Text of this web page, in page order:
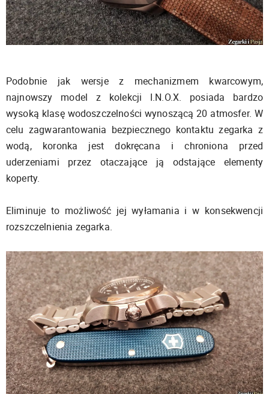
Podobnie jak wersje z mechanizmem kwarcowym,
najnowszy model z kolekcji I.N.O.X. posiada bardzo
wysoką klasę wodoszczelności wynoszącą 20 atmosfer. W
celu zagwarantowania bezpiecznego kontaktu zegarka z
wodą, koronka jest dokręcana i chroniona przed
uderzeniami przez otaczające ją odstające elementy
koperty.
Eliminuje to możliwość jej wyłamania i w konsekwencji
rozszczelnienia zegarka.